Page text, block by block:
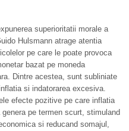
superioritatii morale a
Hulsmann atrage atentia
pe care le poate provoca
bazat pe moneda
Dintre acestea, sunt subliniate
si indatorarea excesiva.
efecte pozitive pe care inflatia
genera pe termen scurt, stimuland
si reducand somajul,